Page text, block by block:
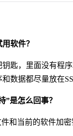
软件？
匙，里面没有程
数据都尽量放在
”是怎么回事？
和当前的软件加密